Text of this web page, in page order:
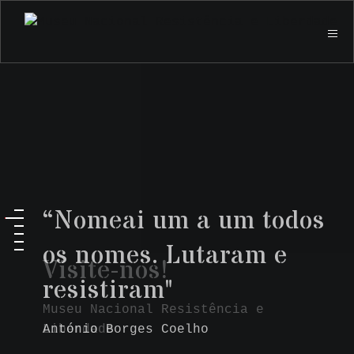
Visite-nos!
Museu Nacional Resistência e
Liberdade
“Nomeai um a um todos
os nomes. Lutaram e
resistiram"
António Borges Coelho